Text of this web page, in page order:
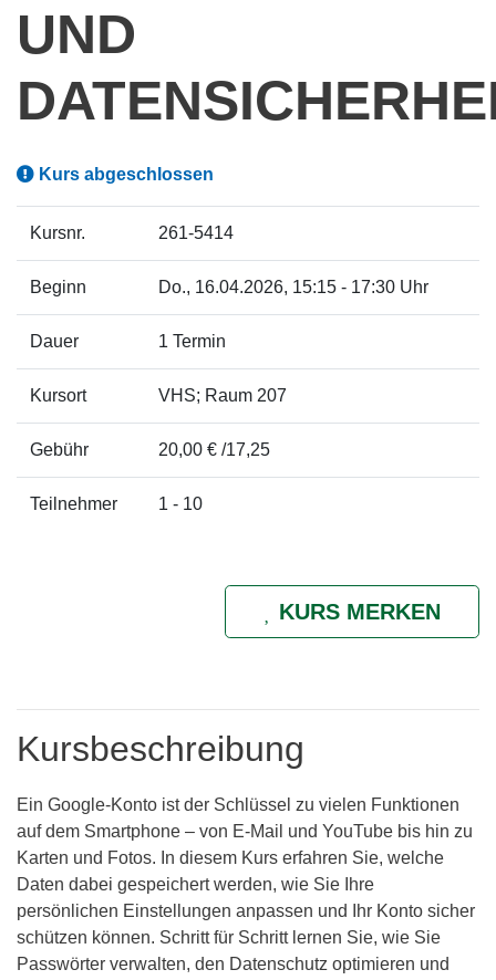
UND
Kurs abgeschlossen
Kursnr. 261-5414
Beginn Do., 16.04.2026, 15:15 - 17:30 Uhr
Dauer 1 Termin
Kursort VHS; Raum 207
Gebühr 20,00 € /17,25
Teilnehmer 1 - 10
KURS MERKEN
Kursbeschreibung
Ein Google-Konto ist der Schlüssel zu vielen Funktionen
auf dem Smartphone – von E-Mail und YouTube bis hin zu
Karten und Fotos. In diesem Kurs erfahren Sie, welche
Daten dabei gespeichert werden, wie Sie Ihre
persönlichen Einstellungen anpassen und Ihr Konto sicher
schützen können. Schritt für Schritt lernen Sie, wie Sie
Passwörter verwalten, den Datenschutz optimieren und